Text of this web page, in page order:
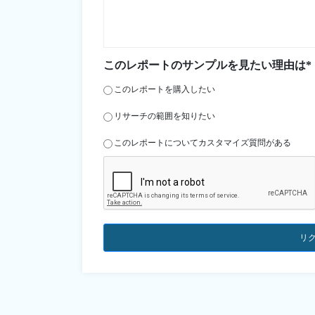
このレポートのサンプルを見たい理由は*
このレポートを購入したい
リサーチの範囲を知りたい
このレポートについてカスタマイズ質問がある
リ